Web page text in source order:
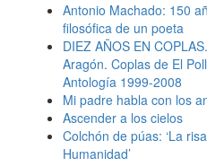
Antonio Machado: 150
filosófica de un poeta
DIEZ AÑOS EN
Aragón. Coplas de El
Antología 1999-2008
Mi padre habla con los
Ascender a los cielos
Colchón de púas: ‘La
Humanidad’